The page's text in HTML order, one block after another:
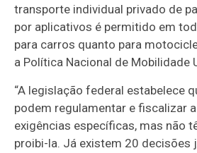
transporte individual privado de
por aplicativos é permitido em
para carros quanto para
a Política Nacional de Mobilidade
“A legislação federal estabelece
podem regulamentar e fiscalizar
exigências específicas, mas não
proibi-la. Já existem 20 decisões